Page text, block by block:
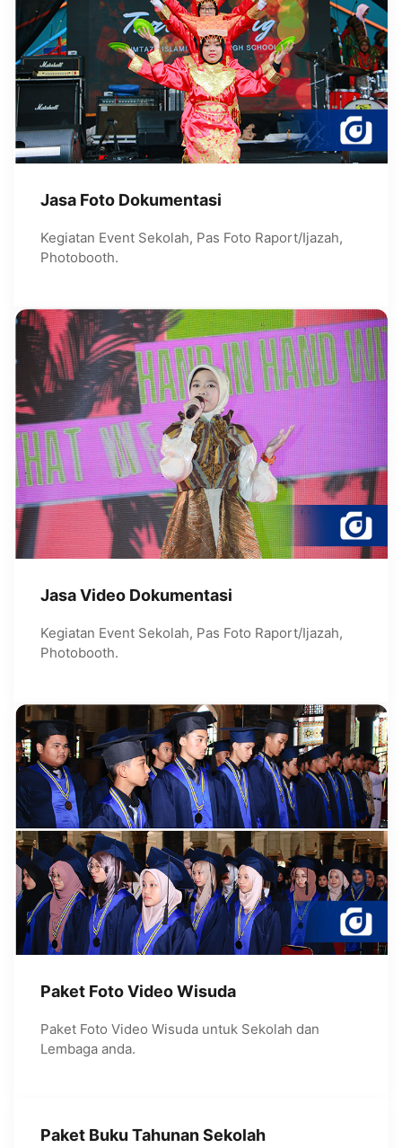
Jasa Foto Dokumentasi
Kegiatan Event Sekolah, Pas Foto Raport/Ijazah,
Photobooth.
Jasa Video Dokumentasi
Kegiatan Event Sekolah, Pas Foto Raport/Ijazah,
Photobooth.
Paket Foto Video Wisuda
Paket Foto Video Wisuda untuk Sekolah dan
Lembaga anda.
Paket Buku Tahunan Sekolah